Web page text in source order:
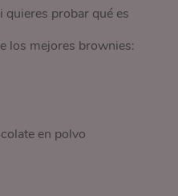
probar qué es
los mejores brownies:
en polvo